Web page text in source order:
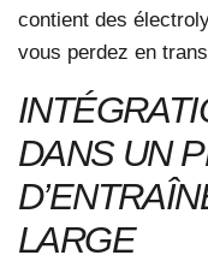
contient des
vous perdez en
DANS UN
LARGE